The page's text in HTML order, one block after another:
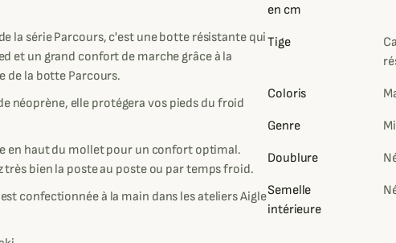
la série Parcours, c'est une botte résistante qui
et un grand confort de marche grâce à la
de la botte Parcours.
néoprène, elle protégera vos pieds du froid
en haut du mollet pour un confort optimal.
très bien la poste au poste ou par temps froid.
confectionnée à la main dans les ateliers Aigle
en cm
Tige
Coloris
Genre
Doublure
Semelle
intérieure